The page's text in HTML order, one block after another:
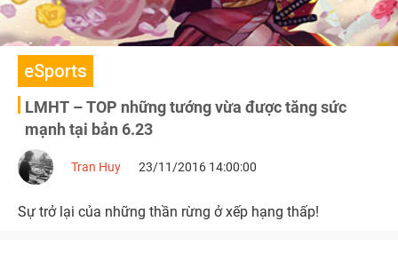
eSports
LMHT – TOP những tướng vừa được tăng sức
mạnh tại bản 6.23
Tran Huy 23/11/2016 14:00:00
Sự trở lại của những thần rừng ở xếp hạng thấp!